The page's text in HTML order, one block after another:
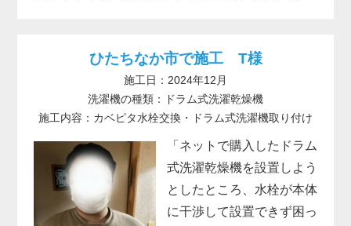
ひたちなか市で施工 T様
施工日：2024年12月
洗濯機の種類：ドラム式洗濯乾燥機
施工内容：カベピタ水栓交換・ドラム式洗濯機取り付け
「ネットで購入したドラム
式洗濯乾燥機を設置しよう
としたところ、水栓が本体
に干渉して設置できず困っ